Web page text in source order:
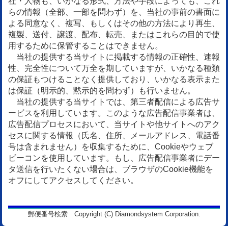
らの情報（全部、一部を問わず）を、当社の事前の書面に
よる同意なく、複写、もしくはその他の方法により再生、
複製、送付、譲渡、配布、転売、またはこれらの目的で使
用するために保管することはできません。
当社の提供する当サイトに掲載する情報の正確性、速報
性、完全性について万全を期していますが、いかなる種類
の保証もつけることなく提供しており、いかなる表示また
は保証（明示的、黙示的を問わず）も行いません。
当社の提供する当サイトでは、第三者配信による広告サ
ービスを利用しています。このような広告配信事業者は、
広告配信プロセスにおいて、当サイトや他サイトへのアク
セスに関する情報（氏名、住所、メールアドレス、電話番
号は含まれません）を収集するために、Cookieやウェブ
ビーコンを使用しています。もし、広告配信事業者にデー
タ送信を行いたくない場合は、ブラウザのCookie機能を
オフにしてアクセスしてください。
郵便番号検索 Copyright (C) Diamondsystem Corporation.